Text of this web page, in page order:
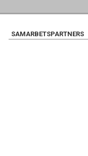
SAMARBETSPARTNERS